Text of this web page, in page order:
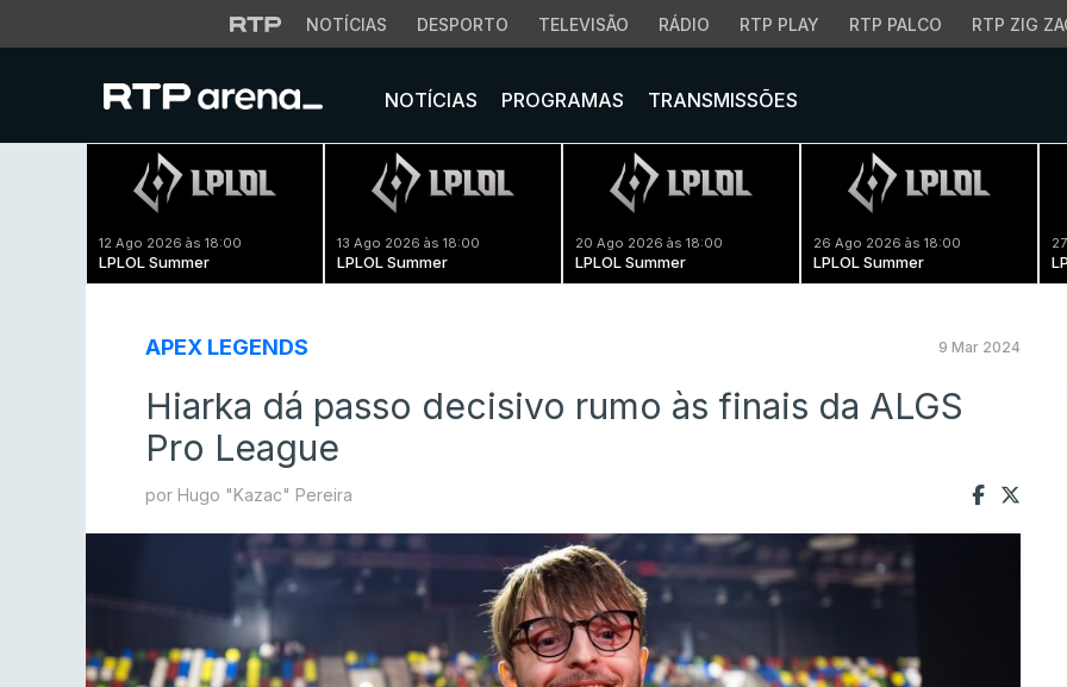
NOTÍCIAS DESPORTO TELEVISÃO RÁDIO RTP PLAY RTP PALCO RTP ZIG
NOTÍCIAS PROGRAMAS TRANSMISSÕES
12 Ago 2026 às 18:00
LPLOL Summer
13 Ago 2026 às 18:00
LPLOL Summer
20 Ago 2026 às 18:00
LPLOL Summer
26 Ago 2026 às 18:00
LPLOL Summer
APEX LEGENDS 9 Mar 2024
Hiarka dá passo decisivo rumo às finais da ALGS
Pro League
por Hugo "Kazac" Pereira